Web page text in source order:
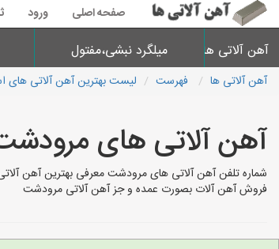
صفحه اصلی ورود
آهن آلاتی ها میلگرد نبشی،مفتول
آهن آلاتی ها فهرست لیست بهترین آهن آلاتی های
آهن آلاتی های
شماره تلفن آهن آلاتی های مرودشت معرفی بهترین آهن
فروش آهن آلات بصورت عمده و جز آهن آلاتی مرودشت